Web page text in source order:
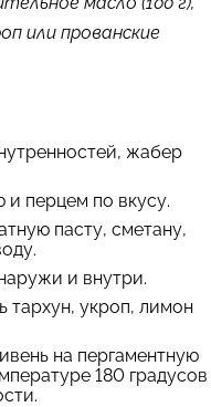
или прованские
жабер
перцем по вкусу.
пасту, сметану,
и внутри.
укроп, лимон
на пергаментную
180 градусов